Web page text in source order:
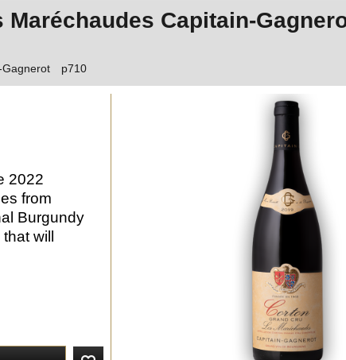
Maréchaudes Capitain-
p710
2022
from
Burgundy
will